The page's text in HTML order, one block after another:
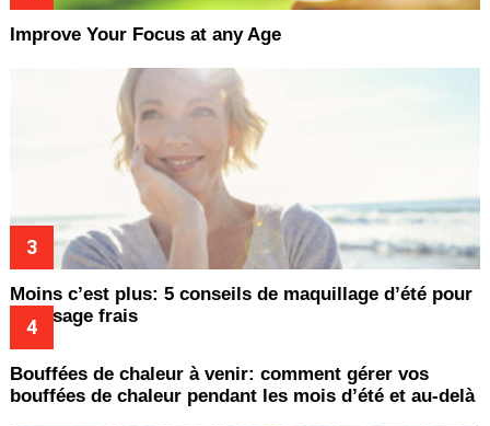
Improve Your Focus at any Age
Moins c’est plus: 5 conseils de maquillage d’été pour
un visage frais
Bouffées de chaleur à venir: comment gérer vos
bouffées de chaleur pendant les mois d’été et au-delà